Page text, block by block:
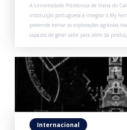
A Universidade Politécnica de Viana do
instituição portuguesa a integrar o My
pretende tornar as explorações agrícolas
capazes de gerar valor para além da
Internacional